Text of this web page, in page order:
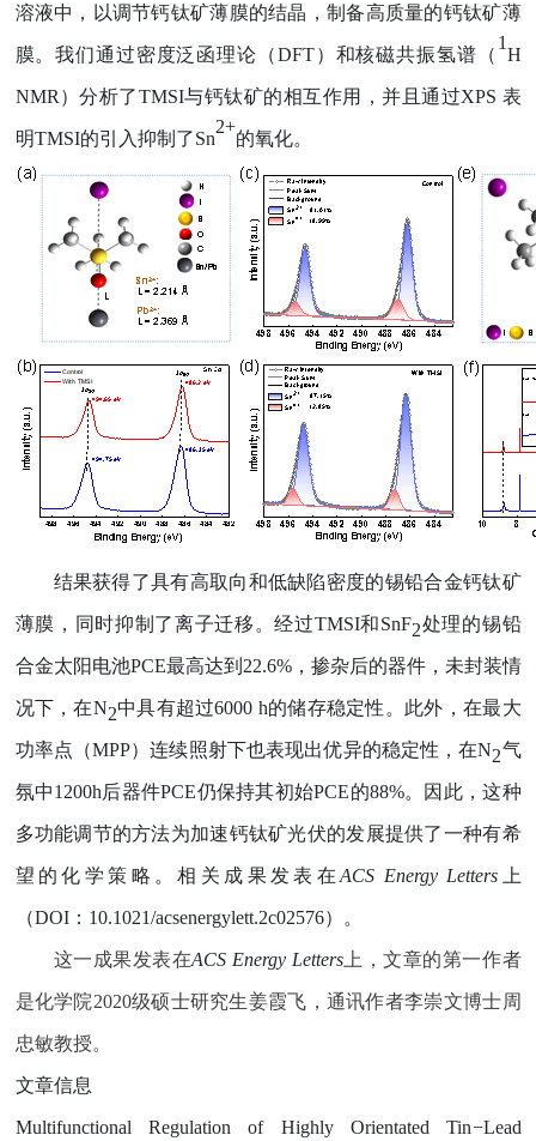
溶液中，以调节钙钛矿薄膜的结晶，制备高质量的钙钛矿薄
膜。我们通过密度泛函理论（DFT）和核磁共振氢谱（
1
H
NMR ）分析了TMSI与钙钛矿的相互作用，并且通过XPS 表
明TMSI的引入抑制了Sn
2+
的氧化。
结果获得了具有高取向和低缺陷密度的锡铅合金钙钛矿
薄膜，同时抑制了离子迁移。经过TMSI和SnF2处理的锡铅
合金太阳电池PCE最高达到 22.6%，掺杂后的器件，未封装情
况下，在N2中具有超过6000 h的储存稳定性。此外，在最大
功率点（MPP）连续照射下也表现出优异的稳定性，在N2气
氛中1200h后器件PCE仍保持其初始PCE的88%。因此，这种
多功能调节的方法为加速钙钛矿光伏的发展提供了一种有希
望的化学策略。相关成果发表在ACS Energy Letters 上
（DOI： 10.1021/acsenergylett.2c02576）。
这一成果发表在ACS Energy Letters上，文章的第一作者
是化学院2020级硕士研究生姜霞飞 ，通讯作者李崇文博士周
忠敏教授。
文章信息
Multifunctional Regulation of Highly Orientated Tin−Lead